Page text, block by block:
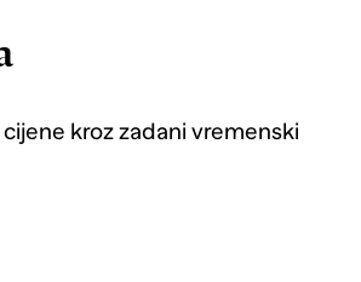
kroz zadani vremenski